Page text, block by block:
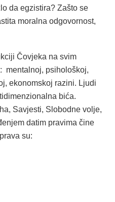
da egzistira? Zašto se
moralna odgovornost,
Čovjeka na svim
mentalnoj, psihološkoj,
ekonomskoj razini. Ljudi
bića.
Savjesti, Slobodne volje,
datim pravima čine
su: